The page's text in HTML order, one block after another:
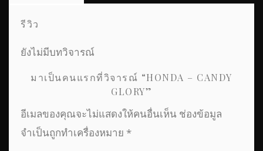
รีวิว
ยังไม่มีบทวิจารณ์
มาเป็นคนแรกที่วิจารณ์ “HONDA – CANDY
GLORY”
อีเมลของคุณจะไม่แสดงให้คนอื่นเห็น ช่องข้อมูล
จำเป็นถูกทำเครื่องหมาย *